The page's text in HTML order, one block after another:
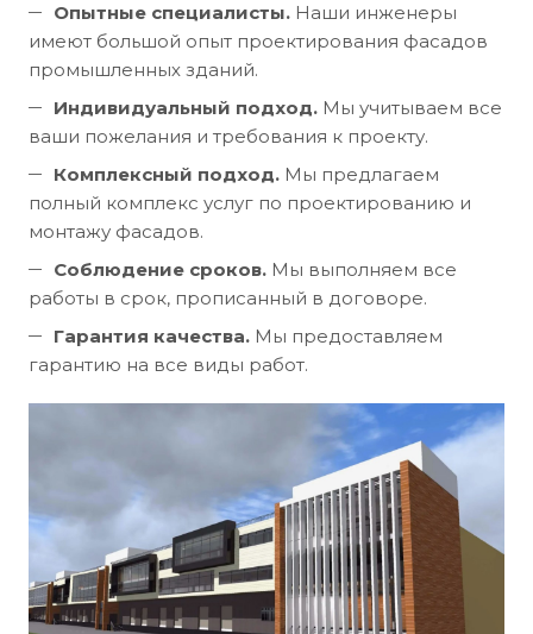
Опытные специалисты. Наши инженеры
имеют большой опыт проектирования фасадов
промышленных зданий.
Индивидуальный подход. Мы учитываем все
ваши пожелания и требования к проекту.
Комплексный подход. Мы предлагаем
полный комплекс услуг по проектированию и
монтажу фасадов.
Соблюдение сроков. Мы выполняем все
работы в срок, прописанный в договоре.
Гарантия качества. Мы предоставляем
гарантию на все виды работ.